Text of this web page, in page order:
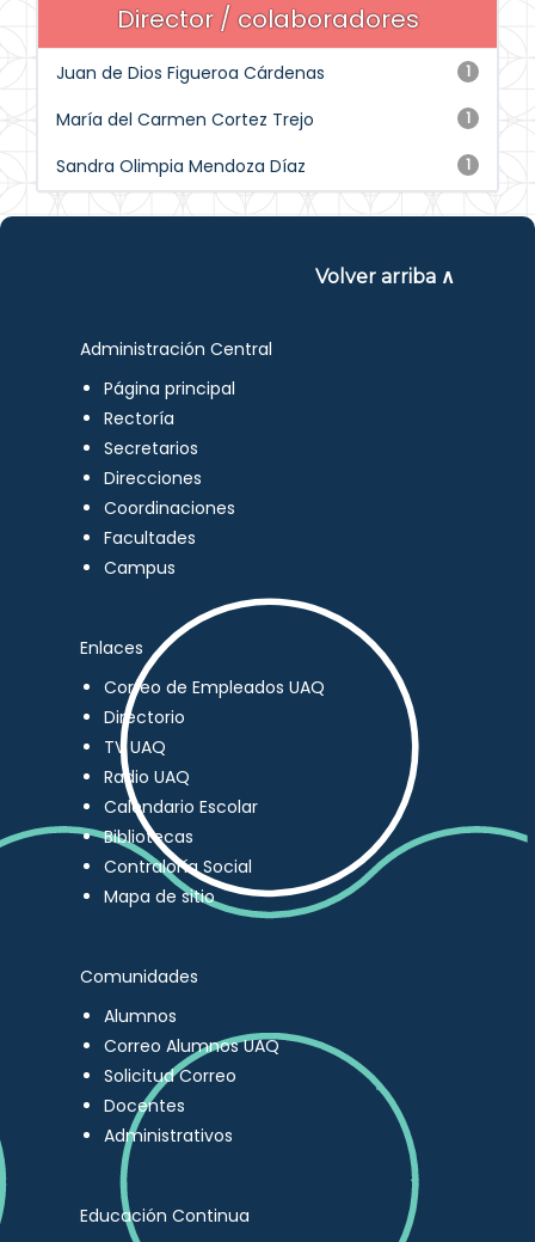
Director / colaboradores
1
Juan de Dios Figueroa Cárdenas
1
María del Carmen Cortez Trejo
1
Sandra Olimpia Mendoza Díaz
Volver arriba ∧
Administración Central
Página principal
Rectoría
Secretarios
Direcciones
Coordinaciones
Facultades
Campus
Enlaces
Correo de Empleados UAQ
Directorio
TV UAQ
Radio UAQ
Calendario Escolar
Bibliotecas
Contraloría Social
Mapa de sitio
Comunidades
Alumnos
Correo Alumnos UAQ
Solicitud Correo
Docentes
Administrativos
Educación Continua